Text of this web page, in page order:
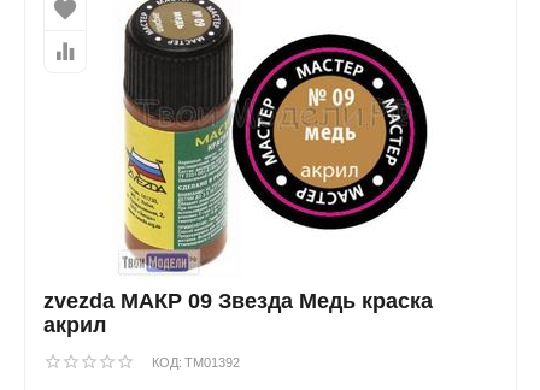
zvezda МАКР 09 Звезда Медь краска
акрил
КОД: TM01392